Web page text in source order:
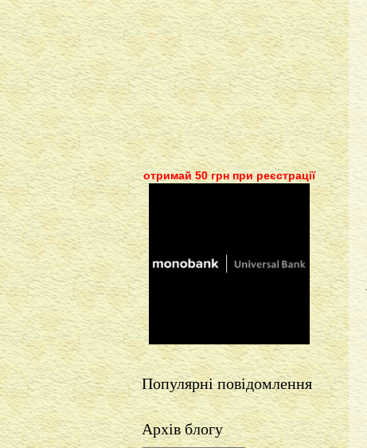
отримай 50 грн при реєстрації
Популярні повідомлення
Архів блогу